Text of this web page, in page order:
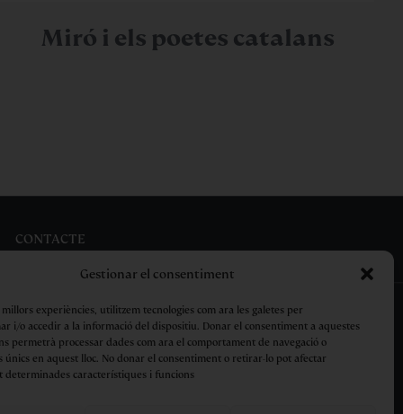
Gestionar el consentiment
experiències, utilitzem tecnologies com ara les galetes per
i/o accedir a la informació del dispositiu. Donar el consentiment a aquestes
permetrà processar dades com ara el comportament de navegació o
únics en aquest lloc. No donar el consentiment o retirar-lo pot afectar
determinades característiques i funcions
Miró i els poetes catalans
CONTACTE
Avís Legal Privacitat Cookies Condicions de compra